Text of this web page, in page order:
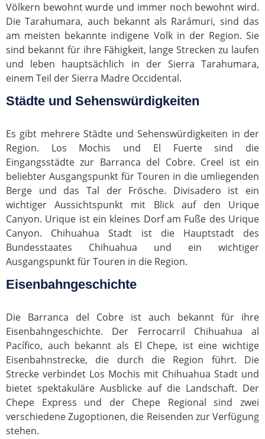
Völkern bewohnt wurde und immer noch bewohnt wird.
Die Tarahumara, auch bekannt als Rarámuri, sind das
am meisten bekannte indigene Volk in der Region. Sie
sind bekannt für ihre Fähigkeit, lange Strecken zu laufen
und leben hauptsächlich in der Sierra Tarahumara,
einem Teil der Sierra Madre Occidental.
Städte und Sehenswürdigkeiten
Es gibt mehrere Städte und Sehenswürdigkeiten in der
Region. Los Mochis und El Fuerte sind die
Eingangsstädte zur Barranca del Cobre. Creel ist ein
beliebter Ausgangspunkt für Touren in die umliegenden
Berge und das Tal der Frösche. Divisadero ist ein
wichtiger Aussichtspunkt mit Blick auf den Urique
Canyon. Urique ist ein kleines Dorf am Fuße des Urique
Canyon. Chihuahua Stadt ist die Hauptstadt des
Bundesstaates Chihuahua und ein wichtiger
Ausgangspunkt für Touren in die Region.
Eisenbahngeschichte
Die Barranca del Cobre ist auch bekannt für ihre
Eisenbahngeschichte. Der Ferrocarril Chihuahua al
Pacífico, auch bekannt als El Chepe, ist eine wichtige
Eisenbahnstrecke, die durch die Region führt. Die
Strecke verbindet Los Mochis mit Chihuahua Stadt und
bietet spektakuläre Ausblicke auf die Landschaft. Der
Chepe Express und der Chepe Regional sind zwei
verschiedene Zugoptionen, die Reisenden zur Verfügung
stehen.